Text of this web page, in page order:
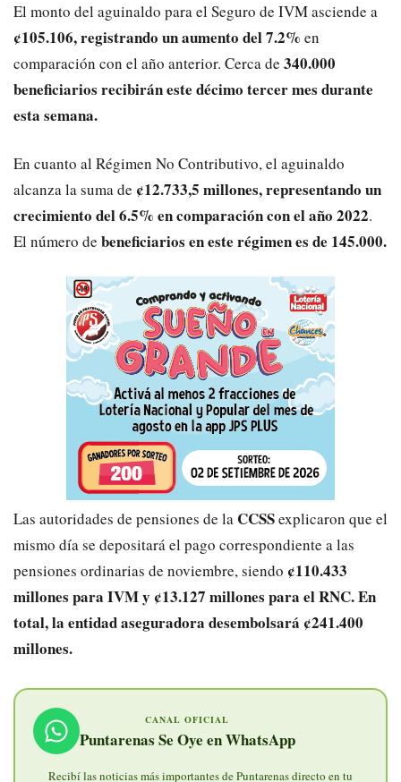
El monto del aguinaldo para el Seguro de IVM asciende a
¢105.106, registrando un aumento del 7.2% en
comparación con el año anterior. Cerca de 340.000
beneficiarios recibirán este décimo tercer mes durante
esta semana.
En cuanto al Régimen No Contributivo, el aguinaldo
alcanza la suma de ¢12.733,5 millones, representando un
crecimiento del 6.5% en comparación con el año 2022.
El número de beneficiarios en este régimen es de 145.000.
Las autoridades de pensiones de la CCSSexplicaron que el
mismo día se depositará el pago correspondiente a las
pensiones ordinarias de noviembre, siendo ¢110.433
millones para IVM y ¢13.127 millones para el RNC. En
total, la entidad aseguradora desembolsará ¢241.400
millones.
CANAL OFICIAL
Puntarenas Se Oye en WhatsApp
Recibí las noticias más importantes de Puntarenas directo en tu